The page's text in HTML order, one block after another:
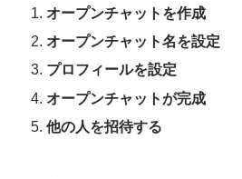
オープンチャットを作成
オープンチャット名を設定
プロフィールを設定
オープンチャットが完成
他の人を招待する